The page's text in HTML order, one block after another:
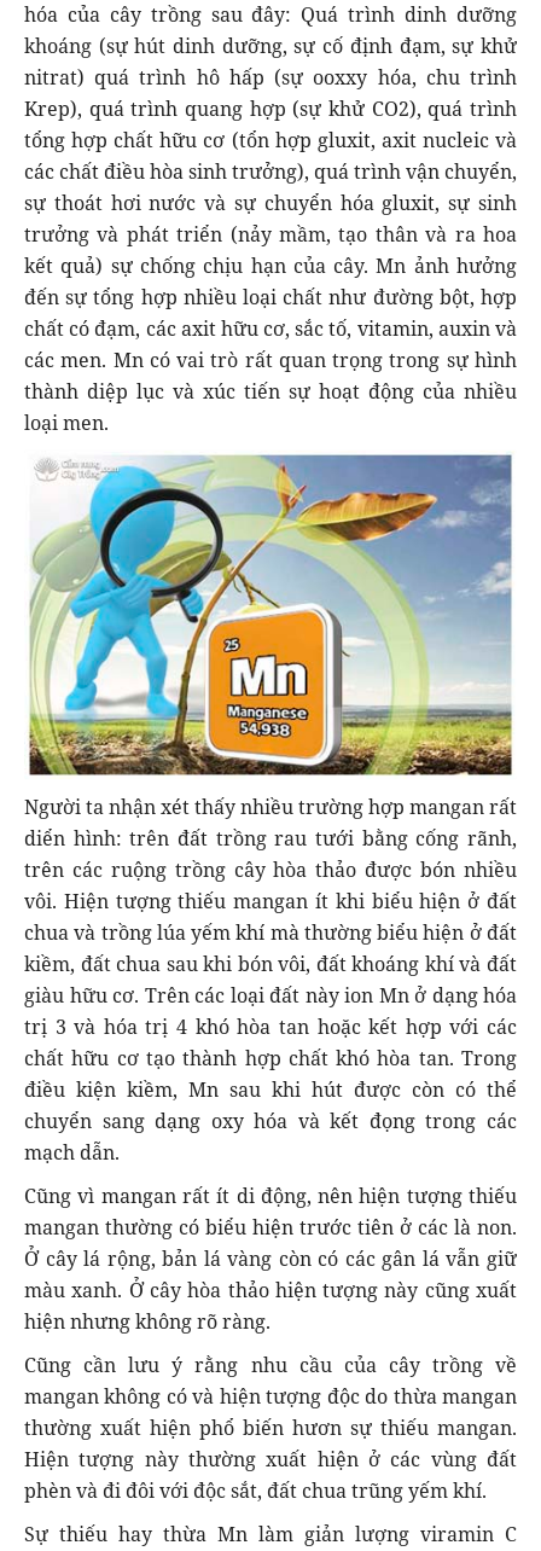
hóa của cây trồng sau đây: Quá trình dinh dưỡng
khoáng (sự hút dinh dưỡng, sự cố định đạm, sự khử
nitrat) quá trình hô hấp (sự ooxxy hóa, chu trình
Krep), quá trình quang hợp (sự khử CO2), quá trình
tổng hợp chất hữu cơ (tổn hợp gluxit, axit nucleic và
các chất điều hòa sinh trưởng), quá trình vận chuyển,
sự thoát hơi nước và sự chuyển hóa gluxit, sự sinh
trưởng và phát triển (nảy mầm, tạo thân và ra hoa
kết quả) sự chống chịu hạn của cây. Mn ảnh hưởng
đến sự tổng hợp nhiều loại chất như đường bột, hợp
chất có đạm, các axit hữu cơ, sắc tố, vitamin, auxin và
các men. Mn có vai trò rất quan trọng trong sự hình
thành diệp lục và xúc tiến sự hoạt động của nhiều
loại men.
Người ta nhận xét thấy nhiều trường hợp mangan rất
diển hình: trên đất trồng rau tưới bằng cống rãnh,
trên các ruộng trồng cây hòa thảo được bón nhiều
vôi. Hiện tượng thiếu mangan ít khi biểu hiện ở đất
chua và trồng lúa yếm khí mà thường biểu hiện ở đất
kiềm, đất chua sau khi bón vôi, đất khoáng khí và đất
giàu hữu cơ. Trên các loại đất này ion Mn ở dạng hóa
trị 3 và hóa trị 4 khó hòa tan hoặc kết hợp với các
chất hữu cơ tạo thành hợp chất khó hòa tan. Trong
điều kiện kiềm, Mn sau khi hút được còn có thể
chuyển sang dạng oxy hóa và kết đọng trong các
mạch dẫn.
Cũng vì mangan rất ít di động, nên hiện tượng thiếu
mangan thường có biểu hiện trước tiên ở các là non.
Ở cây lá rộng, bản lá vàng còn có các gân lá vẫn giữ
màu xanh. Ở cây hòa thảo hiện tượng này cũng xuất
hiện nhưng không rõ ràng.
Cũng cần lưu ý rằng nhu cầu của cây trồng về
mangan không có và hiện tượng độc do thừa mangan
thường xuất hiện phổ biến hươn sự thiếu mangan.
Hiện tượng này thường xuất hiện ở các vùng đất
phèn và đi đôi với độc sắt, đất chua trũng yếm khí.
Sự thiếu hay thừa Mn làm giản lượng viramin C